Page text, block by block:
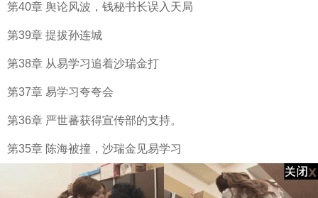
第40章 舆论风波，钱秘书长误入天局
第39章 提拔孙连城
第38章 从易学习追着沙瑞金打
第37章 易学习夸夸会
第36章 严世蕃获得宣传部的支持。
第35章 陈海被撞，沙瑞金见易学习